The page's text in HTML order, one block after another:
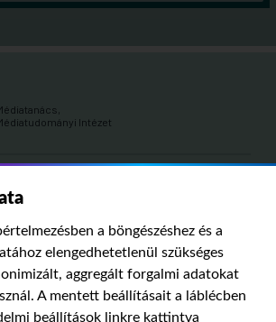
a böngészéshez és a
elengedhetetlenül szükséges
aggregált forgalmi adatokat
A mentett beállításait a láblécben
beállítások linkre kattintva
Intézet
IMPRESSZUMSZERZŐI JOGOK